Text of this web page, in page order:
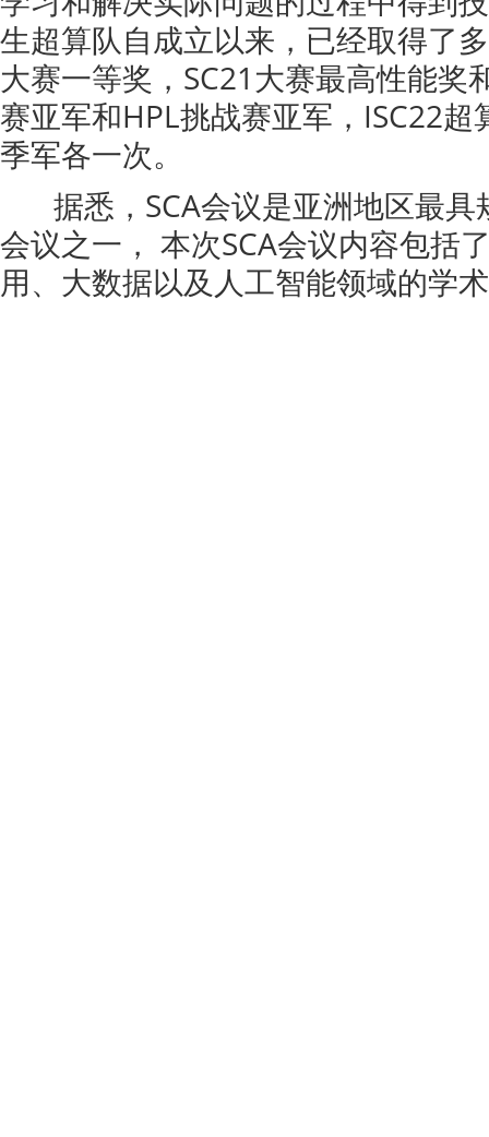
生超算队自成立以来，已经取得了
大赛一等奖，SC21大赛最高性能奖
赛亚军和HPL挑战赛亚军，ISC22
季军各一次。
据悉，SCA会议是亚洲地区最具
会议之一， 本次SCA会议内容包括
用、大数据以及人工智能领域的学